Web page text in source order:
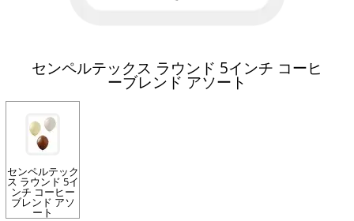
センペルテックス ラウンド 5インチ コーヒ
ーブレンド アソート
センペルテック
ス ラウンド 5イ
ンチ コーヒー
ブレンド アソ
ート